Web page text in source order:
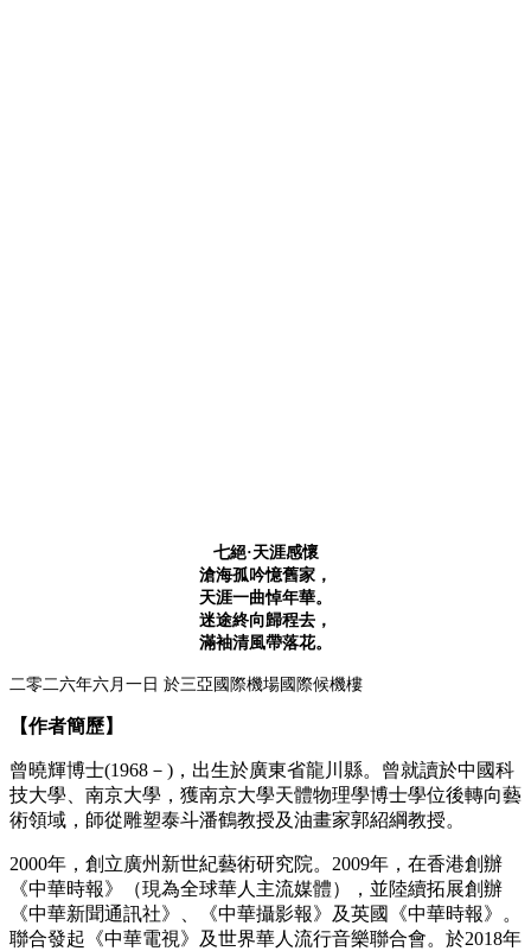
七絕·天涯感懷
滄海孤吟憶舊家，
天涯一曲悼年華。
迷途終向歸程去，
滿袖清風帶落花。
二零二六年六月一日 於三亞國際機場國際候機樓
【作者簡歷】
曾曉輝博士(1968－)，出生於廣東省龍川縣。曾就讀於中國科
技大學、南京大學，獲南京大學天體物理學博士學位後轉向藝
術領域，師從雕塑泰斗潘鶴教授及油畫家郭紹綱教授。
2000年，創立廣州新世紀藝術研究院。2009年，在香港創辦
《中華時報》（現為全球華人主流媒體），並陸續拓展創辦
《中華新聞通訊社》、《中華攝影報》及英國《中華時報》。
聯合發起《中華電視》及世界華人流行音樂聯合會。於2018年